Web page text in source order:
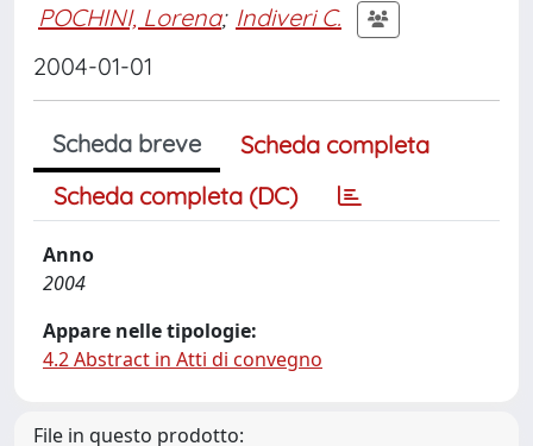
POCHINI, Lorena; Indiveri C.
2004-01-01
Scheda breve
Scheda completa
Scheda completa (DC)
Anno
2004
Appare nelle tipologie:
4.2 Abstract in Atti di convegno
File in questo prodotto: